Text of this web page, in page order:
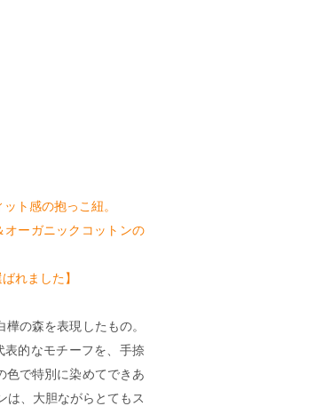
ト感の抱っこ紐。
ーガニックコットンの
れました】
の森を表現したもの。
的なモチーフを、手捺
色で特別に染めてできあ
は、大胆ながらとてもス